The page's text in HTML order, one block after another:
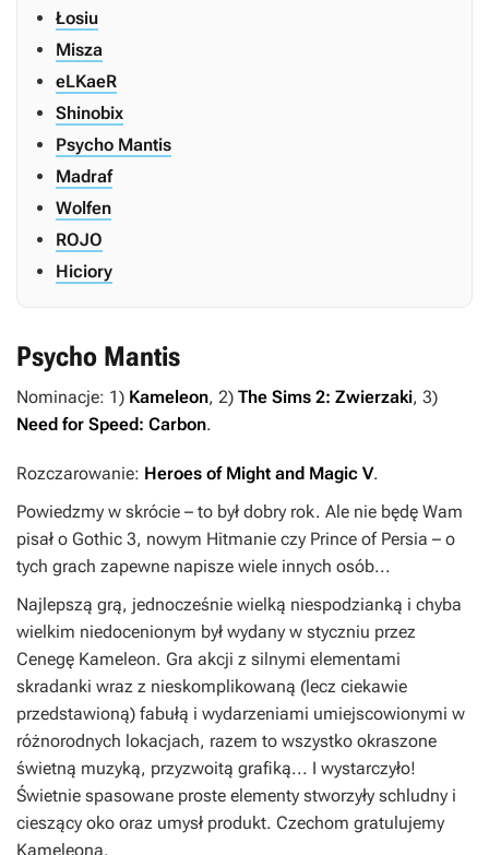
Łosiu
Misza
eLKaeR
Shinobix
Psycho Mantis
Madraf
Wolfen
ROJO
Hiciory
Psycho Mantis
Nominacje: 1) Kameleon, 2) The Sims 2: Zwierzaki, 3)
Need for Speed: Carbon.
Rozczarowanie: Heroes of Might and Magic V.
Powiedzmy w skrócie – to był dobry rok. Ale nie będę Wam
pisał o Gothic 3, nowym Hitmanie czy Prince of Persia – o
tych grach zapewne napisze wiele innych osób...
Najlepszą grą, jednocześnie wielką niespodzianką i chyba
wielkim niedocenionym był wydany w styczniu przez
Cenegę Kameleon. Gra akcji z silnymi elementami
skradanki wraz z nieskomplikowaną (lecz ciekawie
przedstawioną) fabułą i wydarzeniami umiejscowionymi w
różnorodnych lokacjach, razem to wszystko okraszone
świetną muzyką, przyzwoitą grafiką... I wystarczyło!
Świetnie spasowane proste elementy stworzyły schludny i
cieszący oko oraz umysł produkt. Czechom gratulujemy
Kameleona.